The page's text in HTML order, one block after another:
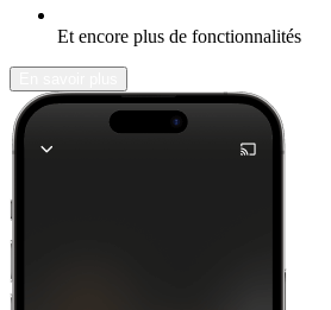
Et encore plus de fonctionnalités